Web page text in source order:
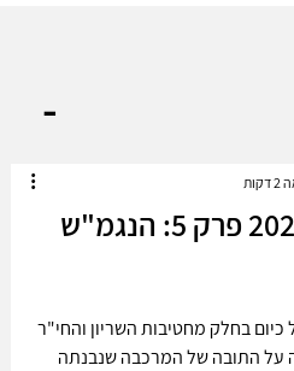
-
שידרוג חיל היבשה 2025 פרק 5: הנגמ"ש
בחלק מחטיבות השריון והחי"ר
על התובה של המרכבה שנבנתה